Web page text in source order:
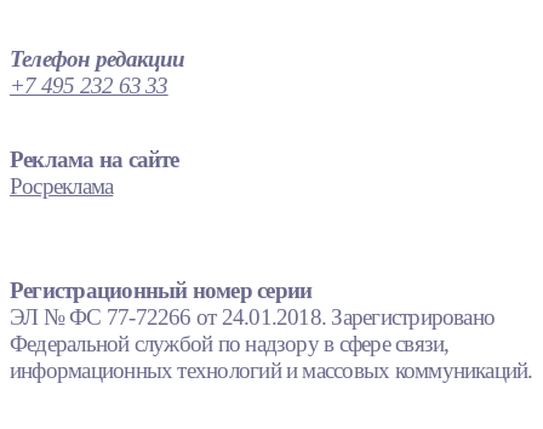
Телефон редакции
+7 495 232 63 33
Реклама на сайте
Росреклама
Регистрационный номер серии
ЭЛ № ФС 77-72266 от 24.01.2018. Зарегистрировано
Федеральной службой по надзору в сфере связи,
информационных технологий и массовых коммуникаций.